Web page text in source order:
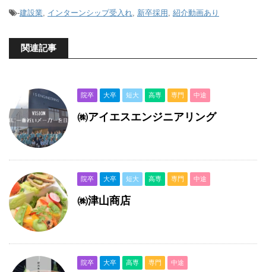
-建設業 インターンシップ受入れ 新卒採用 紹介動画あり
関連記事
院卒 大卒 短大 高専 専門 中途
㈱アイエスエンジニアリング
院卒 大卒 短大 高専 専門 中途
㈱津山商店
院卒 大卒 高専 専門 中途